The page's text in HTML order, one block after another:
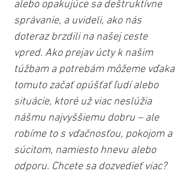
alebo opakujúce sa deštruktívne
správanie, a uvideli, ako nás
doteraz brzdili na našej ceste
vpred. Ako prejav úcty k našim
túžbam a potrebám môžeme vďaka
tomuto začať opúšťať ľudí alebo
situácie, ktoré už viac neslúžia
nášmu najvyššiemu dobru – ale
robíme to s vďačnosťou, pokojom a
súcitom, namiesto hnevu alebo
odporu. Chcete sa dozvedieť viac?